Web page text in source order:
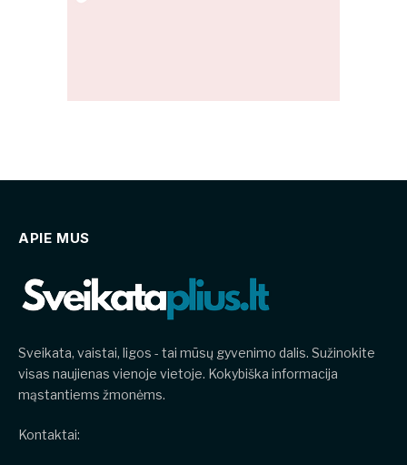
APIE MUS
Sveikata, vaistai, ligos - tai mūsų gyvenimo dalis. Sužinokite
visas naujienas vienoje vietoje. Kokybiška informacija
mąstantiems žmonėms.
Kontaktai: